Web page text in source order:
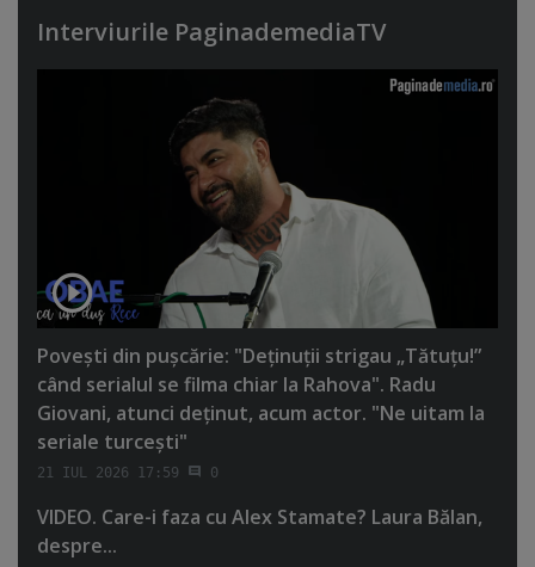
Interviurile PaginademediaTV
Poveşti din puşcărie: "Deţinuţii strigau „Tătuţu!”
când serialul se filma chiar la Rahova". Radu
Giovani, atunci deţinut, acum actor. "Ne uitam la
seriale turceşti"
21 IUL 2026 17:59 0
VIDEO. Care-i faza cu Alex Stamate? Laura Bălan,
despre...